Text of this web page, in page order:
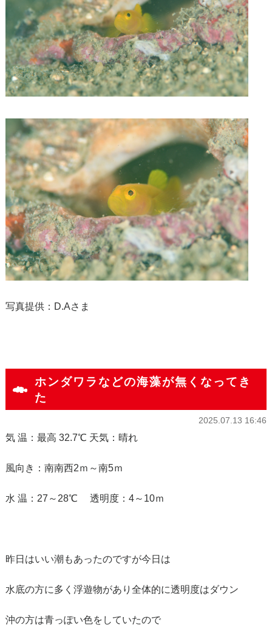
写真提供：D.Aさま
ホンダワラなどの海藻が無くなってき
た
2025.07.13 16:46
気 温：最高 32.7℃ 天気：晴れ
風向き：南南西2ｍ～南5ｍ
水 温：27～28℃ 透明度：4～10ｍ
昨日はいい潮もあったのですが今日は
水底の方に多く浮遊物があり全体的に透明度はダウン
沖の方は青っぽい色をしていたので